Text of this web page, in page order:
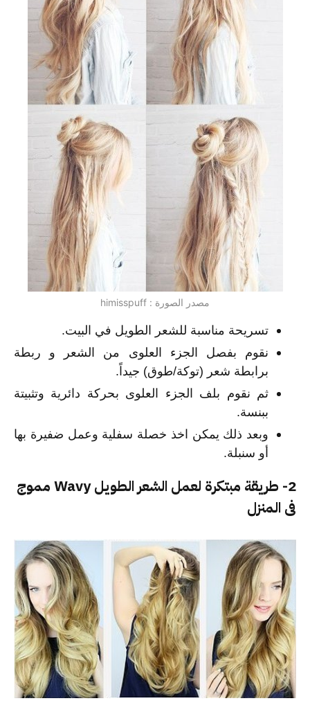
مصدر الصورة : himisspuff
تسريحة مناسبة للشعر الطويل في البيت.
نقوم بفصل الجزء العلوى من الشعر و ربطة
برابطة شعر (توكة/طوق) جيداً.
ثم نقوم بلف الجزء العلوى بحركة دائرية وتثبيتة
ببنسة.
وبعد ذلك يمكن اخذ خصلة سفلية وعمل ضفيرة بها
أو سنبلة.
2- طريقة مبتكرة لعمل الشعر الطويل Wavy مموج
فى المنزل